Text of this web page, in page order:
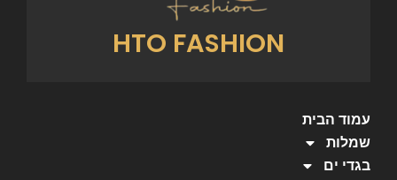
HTO FASHION
עמוד הבית
שמלות
בגדי ים